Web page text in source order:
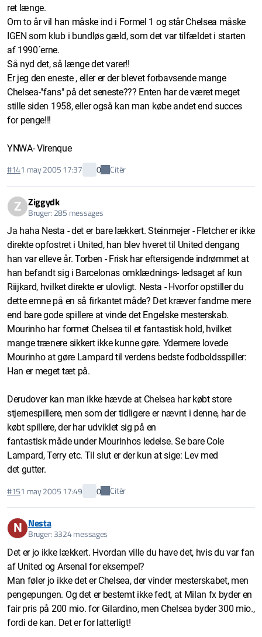
ret længe.
Om to år vil han måske ind i Formel 1 og står Chelsea måske
IGEN som klub i bundløs gæld, som det var tilfældet i starten
af 1990´erne.
Så nyd det, så længe det varer!!
Er jeg den eneste , eller er der blevet forbavsende mange
Chelsea-"fans" på det seneste??? Enten har de været meget
stille siden 1958, eller også kan man købe andet end succes
for penge!!!
YNWA- Virenque
#141 may 2005 17:37 0 Citér
Z Ziggydk
Bruger: 285 messages
Ja haha Nesta - det er bare lækkert. Steinmejer - Fletcher er ikke
direkte opfostret i United, han blev hveret til United dengang
han var elleve år. Torben - Frisk har eftersigende indrømmet at
han befandt sig i Barcelonas omklædnings- ledsaget af kun
Riijkard, hvilket direkte er ulovligt. Nesta - Hvorfor opstiller du
dette emne på en så firkantet måde? Det kræver fandme mere
end bare gode spillere at vinde det Engelske mesterskab.
Mourinho har formet Chelsea til et fantastisk hold, hvilket
mange trænere sikkert ikke kunne gøre. Ydermere lovede
Mourinho at gøre Lampard til verdens bedste fodboldsspiller:
Han er meget tæt på.
Derudover kan man ikke hævde at Chelsea har købt store
stjernespillere, men som der tidligere er nævnt i denne, har de
købt spillere, der har udviklet sig på en
fantastisk måde under Mourinhos ledelse. Se bare Cole
Lampard, Terry etc. Til slut er der kun at sige: Lev med
det gutter.
#151 may 2005 17:49 0 Citér
N Nesta
Bruger: 3324 messages
Det er jo ikke lækkert. Hvordan ville du have det, hvis du var fan
af United og Arsenal for eksempel?
Man føler jo ikke det er Chelsea, der vinder mesterskabet, men
pengepungen. Og det er bestemt ikke fedt, at Milan fx byder en
fair pris på 200 mio. for Gilardino, men Chelsea byder 300 mio.,
fordi de kan. Det er for latterligt!